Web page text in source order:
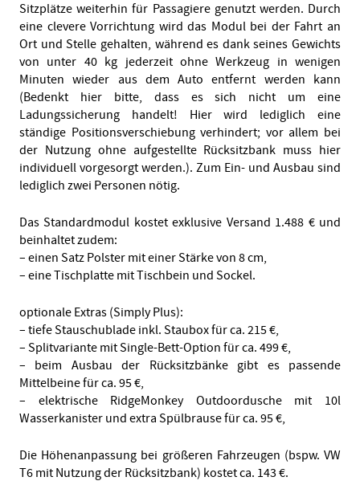
Sitzplätze weiterhin für Passagiere genutzt werden. Durch
eine clevere Vorrichtung wird das Modul bei der Fahrt an
Ort und Stelle gehalten, während es dank seines Gewichts
von unter 40 kg jederzeit ohne Werkzeug in wenigen
Minuten wieder aus dem Auto entfernt werden kann
(Bedenkt hier bitte, dass es sich nicht um eine
Ladungssicherung handelt! Hier wird lediglich eine
ständige Positionsverschiebung verhindert; vor allem bei
der Nutzung ohne aufgestellte Rücksitzbank muss hier
individuell vorgesorgt werden.). Zum Ein- und Ausbau sind
lediglich zwei Personen nötig.
Das Standardmodul kostet exklusive Versand 1.488 € und
beinhaltet zudem:
– einen Satz Polster mit einer Stärke von 8 cm,
– eine Tischplatte mit Tischbein und Sockel.
optionale Extras (Simply Plus):
– tiefe Stauschublade inkl. Staubox für ca. 215 €,
– Splitvariante mit Single-Bett-Option für ca. 499 €,
– beim Ausbau der Rücksitzbänke gibt es passende
Mittelbeine für ca. 95 €,
– elektrische RidgeMonkey Outdoordusche mit 10l
Wasserkanister und extra Spülbrause für ca. 95 €,
Die Höhenanpassung bei größeren Fahrzeugen (bspw. VW
T6 mit Nutzung der Rücksitzbank) kostet ca. 143 €.